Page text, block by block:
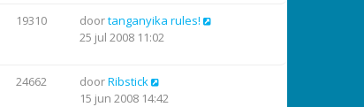
19310 doortanganyika rules!
25 jul 2008 11:02
24662 doorRibstick
15 jun 2008 14:42